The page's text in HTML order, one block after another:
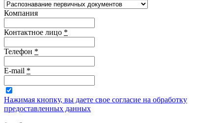
Компания
Контактное лицо *
Телефон *
E-mail *
Нажимая кнопку, вы даете свое согласие на обработку
предоставленных данных